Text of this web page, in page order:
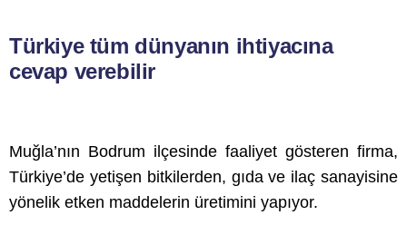
Türkiye tüm dünyanın ihtiyacına
cevap verebilir
Muğla’nın Bodrum ilçesinde faaliyet gösteren firma,
Türkiye’de yetişen bitkilerden, gıda ve ilaç sanayisine
yönelik etken maddelerin üretimini yapıyor.